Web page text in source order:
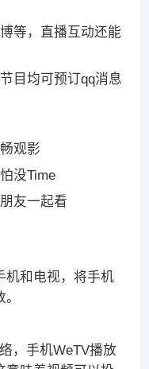
等，直播互动还能
目均可预订qq消息
观影
没Time
友一起看
机和电视，将手机
，手机WeTV播放